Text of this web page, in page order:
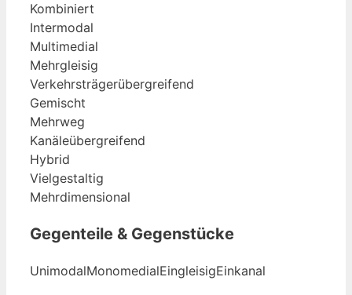
Kombiniert
Intermodal
Multimedial
Mehrgleisig
Verkehrsträgerübergreifend
Gemischt
Mehrweg
Kanäleübergreifend
Hybrid
Vielgestaltig
Mehrdimensional
Gegenteile & Gegenstücke
UnimodalMonomedialEingleisigEinkanal